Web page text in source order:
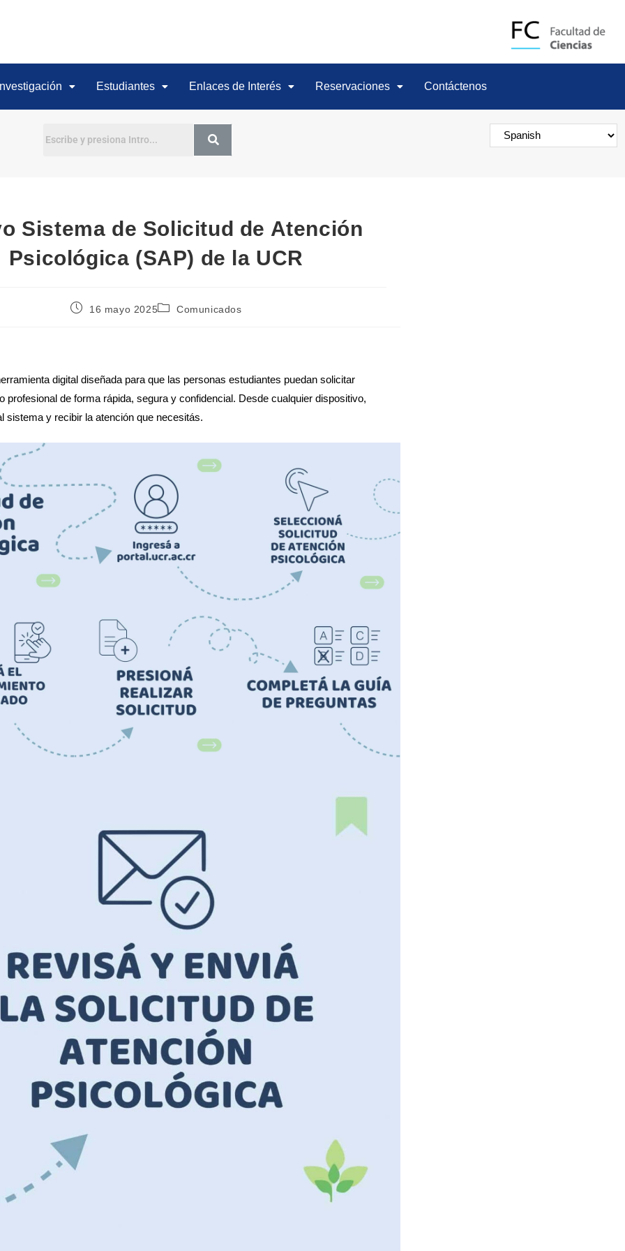
Investigación Estudiantes Enlaces de Interés Reservaciones Contáctenos
Sistema de Solicitud de Atención
Psicológica (SAP) de la UCR
16 mayo 2025 Comunicados
digital diseñada para que las personas estudiantes puedan solicitar
profesional de forma rápida, segura y confidencial. Desde cualquier dispositivo,
sistema y recibir la atención que necesitás.